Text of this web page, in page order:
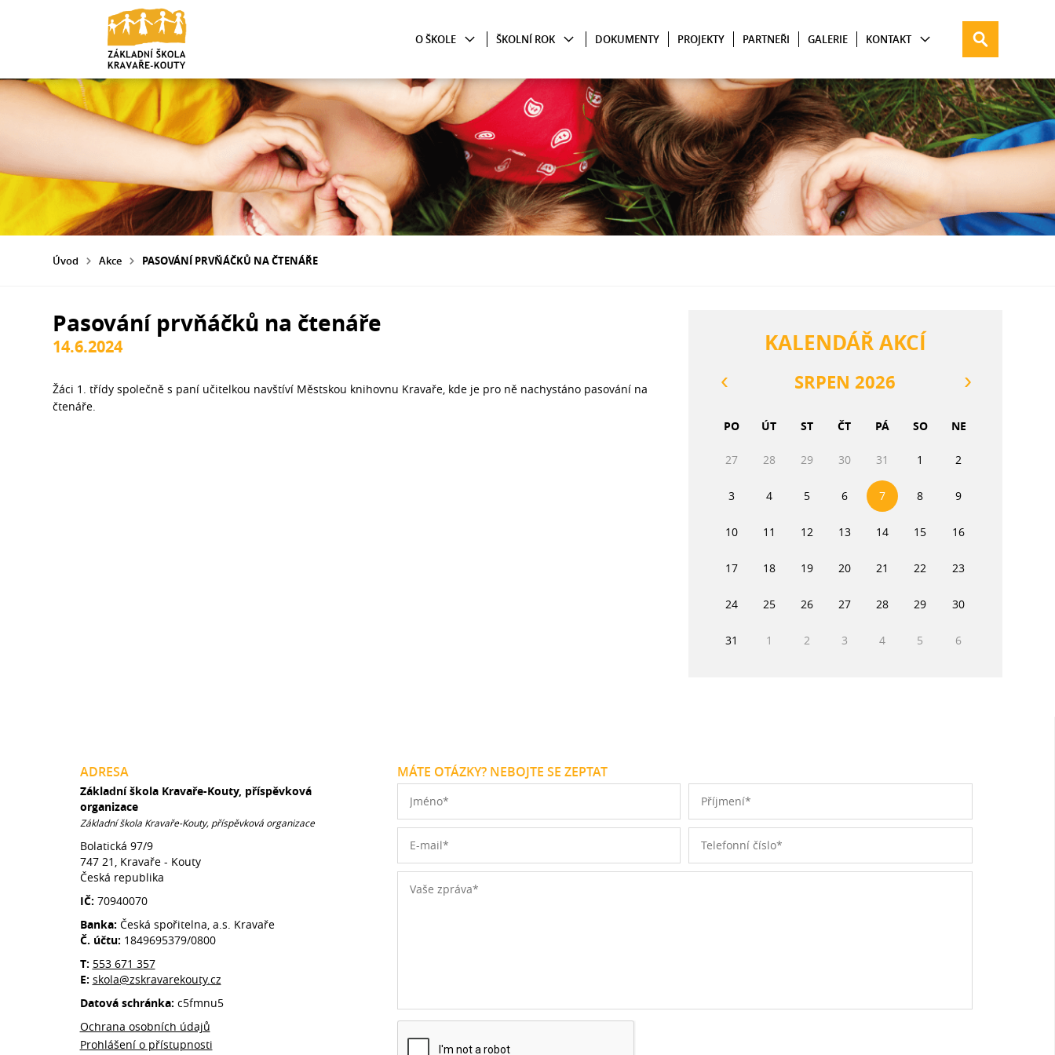
O ŠKOLE ŠKOLNÍ ROK DOKUMENTY PROJEKTY PARTNEŘI GALERIE KONTAKT
Úvod Akce PASOVÁNÍ PRVŇÁČKŮ NA ČTENÁŘE
Pasování prvňáčků na čtenáře
14.6.2024
Žáci 1. třídy společně s paní učitelkou navštíví Městskou knihovnu Kravaře, kde je pro ně nachystáno pasování na
čtenáře.
KALENDÁŘ AKCÍ
SRPEN 2026
PO ÚT ST ČT PÁ SO NE
27 28 29 30 31 1 2
3 4 5 6 7 8 9
10 11 12 13 14 15 16
17 18 19 20 21 22 23
24 25 26 27 28 29 30
31 1 2 3 4 5 6
ADRESA
Základní škola Kravaře-Kouty, příspěvková
organizace
Základní škola Kravaře-Kouty, příspěvková organizace
Bolatická 97/9
747 21, Kravaře - Kouty
Česká republika
IČ: 70940070
Banka: Česká spořitelna, a.s. Kravaře
Č. účtu: 1849695379/0800
T: 553 671 357
E: skola@zskravarekouty.cz
Datová schránka: c5fmnu5
Ochrana osobních údajů
Prohlášení o přístupnosti
MÁTE OTÁZKY? NEBOJTE SE ZEPTAT